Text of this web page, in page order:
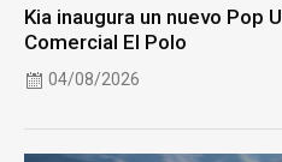
Kia inaugura un nuevo Pop
Comercial El Polo
04/08/2026